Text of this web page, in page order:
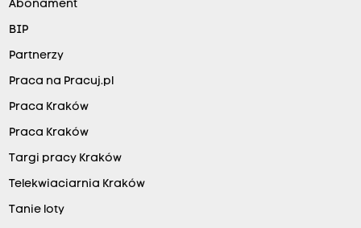
Abonament
BIP
Partnerzy
Praca na Pracuj.pl
Praca Kraków
Praca Kraków
Targi pracy Kraków
Telekwiaciarnia Kraków
Tanie loty